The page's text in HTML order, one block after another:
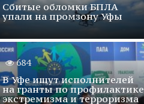
Сбитые обломки БПЛА
упали на промзону Уфы
684
В Уфе ищут исполнителей
на гранты по профилактике
экстремизма и терроризма